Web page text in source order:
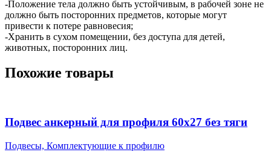
-Положение тела должно быть устойчивым, в рабочей зоне не
должно быть посторонних предметов, которые могут
привести к потере равновесия;
-Хранить в сухом помещении, без доступа для детей,
животных, посторонних лиц.
Похожие товары
Подвес анкерный для профиля 60х27 без тяги
Подвесы, Комплектующие к профилю